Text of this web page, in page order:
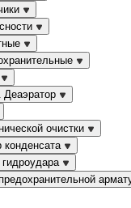
очистки
конденсата